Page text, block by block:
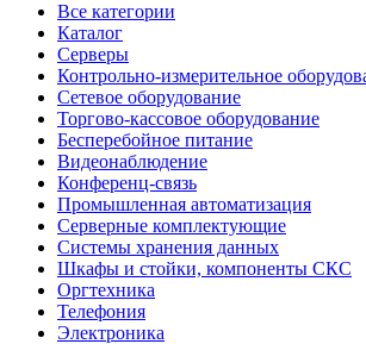
Все категории
Каталог
Серверы
Контрольно-измерительное
Сетевое оборудование
Торгово-кассовое оборудование
Бесперебойное питание
Видеонаблюдение
Конференц-связь
Промышленная автоматизация
Серверные комплектующие
Системы хранения данных
Шкафы и стойки, компоненты СКС
Оргтехника
Телефония
Электроника